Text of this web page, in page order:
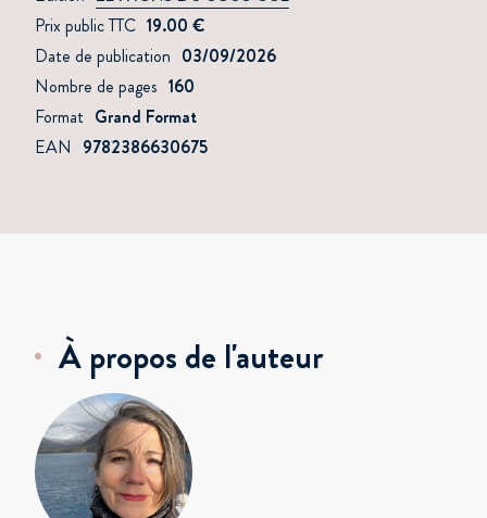
Prix public TTC 19.00 €
Date de publication 03/09/2026
Nombre de pages 160
Format Grand Format
EAN 9782386630675
À propos de l'auteur